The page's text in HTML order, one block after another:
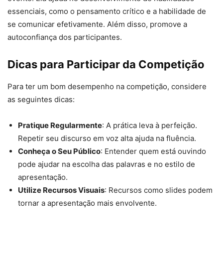
essenciais, como o pensamento crítico e a habilidade de
se comunicar efetivamente. Além disso, promove a
autoconfiança dos participantes.
Dicas para Participar da Competição
Para ter um bom desempenho na competição, considere
as seguintes dicas:
Pratique Regularmente: A prática leva à perfeição.
Repetir seu discurso em voz alta ajuda na fluência.
Conheça o Seu Público: Entender quem está ouvindo
pode ajudar na escolha das palavras e no estilo de
apresentação.
Utilize Recursos Visuais: Recursos como slides podem
tornar a apresentação mais envolvente.